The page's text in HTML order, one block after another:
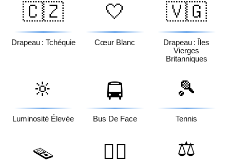
🇨🇿
Drapeau : Tchéquie
🤍
Cœur Blanc
🇻🇬
Drapeau : Îles
Vierges
Britanniques
🔆
Luminosité Élevée
🚍
Bus De Face
🎾
Tennis
🪤 🧞‍♂️ ⚖️